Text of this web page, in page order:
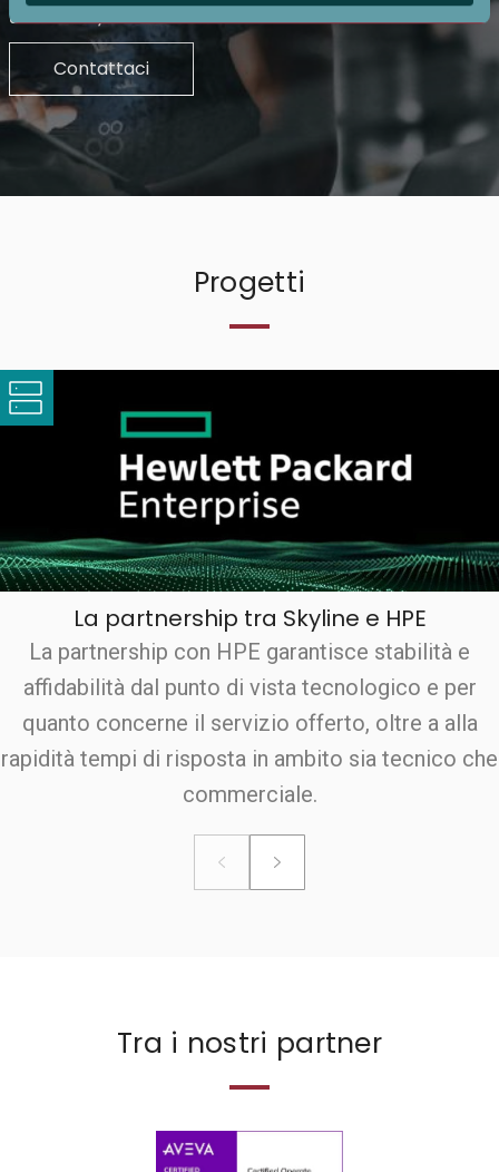
pubblicità e social media, i quali potrebbero combinarle
con altre informazioni che ha fornito loro o che hanno
raccolto dal suo utilizzo dei loro servizi.
affidabilità, controllo e continuità.
Contattaci
Progetti
Previous
La partnership tra Skyline e HPE
La partnership con HPE garantisce stabilità e
affidabilità dal punto di vista tecnologico e per
quanto concerne il servizio offerto, oltre a alla
rapidità tempi di risposta in ambito sia tecnico che
commerciale.
Next
Tra i nostri partner